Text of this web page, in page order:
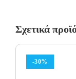
Σχετικά
-30%